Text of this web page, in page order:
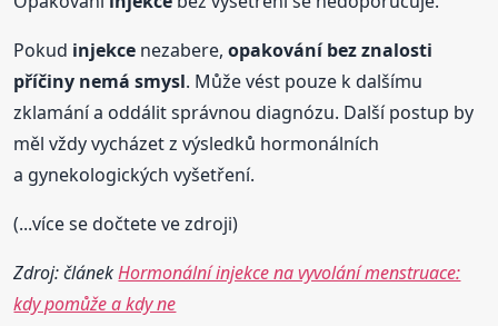
Pokud injekce nezabere,opakování bez znalosti
příčiny nemá smysl. Může vést pouze k dalšímu
zklamání a oddálit správnou diagnózu. Další postup by
měl vždy vycházet z výsledků hormonálních
a gynekologických vyšetření.
(...více se dočtete ve zdroji)
Zdroj: článekHormonální injekce na vyvolání menstruace:
kdy pomůže a kdy ne